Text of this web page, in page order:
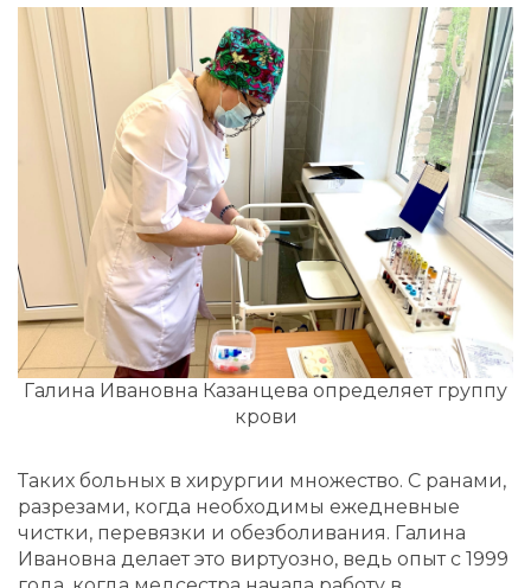
Галина Ивановна Казанцева определяет группу
крови
Таких больных в хирургии множество. С ранами,
разрезами, когда необходимы ежедневные
чистки, перевязки и обезболивания. Галина
Ивановна делает это виртуозно, ведь опыт с 1999